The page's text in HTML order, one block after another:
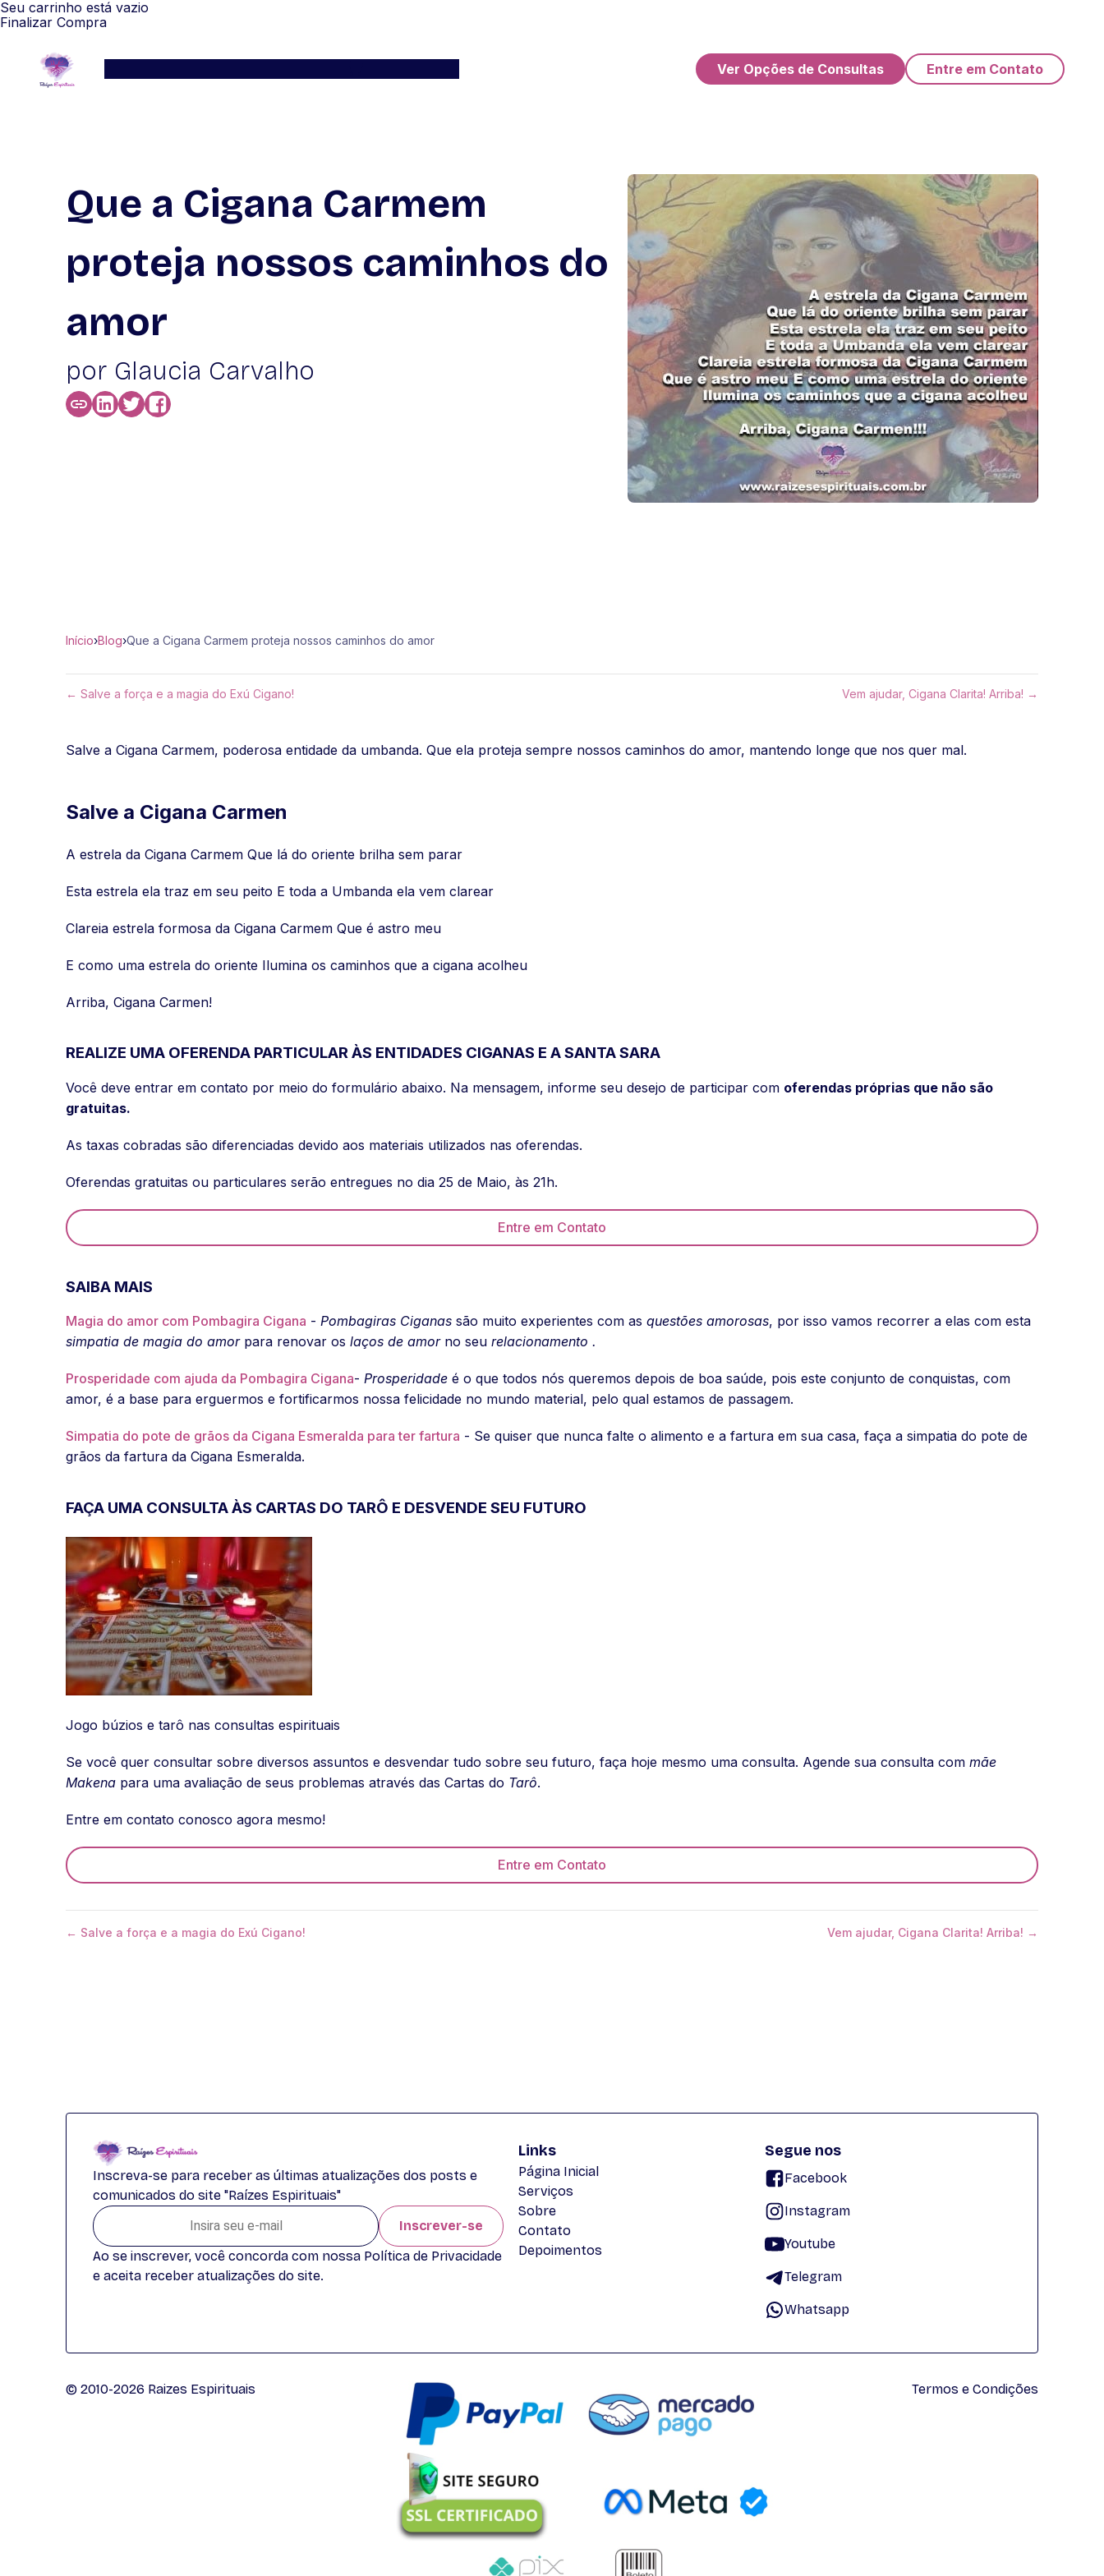
Seu carrinho está vazio
Finalizar Compra
Ver Opções de Consultas Entre em Contato
Que a Cigana Carmem
proteja nossos caminhos do
amor
por Glaucia Carvalho
Início›Blog›Que a Cigana Carmem proteja nossos caminhos do amor
← Salve a força e a magia do Exú Cigano! Vem ajudar, Cigana Clarita! Arriba! →
Salve a Cigana Carmem, poderosa entidade da umbanda. Que ela proteja sempre nossos caminhos do amor, mantendo longe que nos quer mal.
Salve a Cigana Carmen
A estrela da Cigana Carmem Que lá do oriente brilha sem parar
Esta estrela ela traz em seu peito E toda a Umbanda ela vem clarear
Clareia estrela formosa da Cigana Carmem Que é astro meu
E como uma estrela do oriente Ilumina os caminhos que a cigana acolheu
Arriba, Cigana Carmen!
REALIZE UMA OFERENDA PARTICULAR ÀS ENTIDADES CIGANAS E A SANTA SARA
Você deve entrar em contato por meio do formulário abaixo. Na mensagem, informe seu desejo de participar com oferendas próprias que não são
gratuitas.
As taxas cobradas são diferenciadas devido aos materiais utilizados nas oferendas.
Oferendas gratuitas ou particulares serão entregues no dia 25 de Maio, às 21h.
Entre em Contato
SAIBA MAIS
Magia do amor com Pombagira Cigana - Pombagiras Ciganas são muito experientes com as questões amorosas, por isso vamos recorrer a elas com esta
simpatia de magia do amorpara renovar os laços de amorno seu relacionamento .
Prosperidade com ajuda da Pombagira Cigana- Prosperidade é o que todos nós queremos depois de boa saúde, pois este conjunto de conquistas, com
amor, é a base para erguermos e fortificarmos nossa felicidade no mundo material, pelo qual estamos de passagem.
Simpatia do pote de grãos da Cigana Esmeralda para ter fartura - Se quiser que nunca falte o alimento e a fartura em sua casa, faça a simpatia do pote de
grãos da fartura da Cigana Esmeralda.
FAÇA UMA CONSULTA ÀS CARTAS DO TARÔ E DESVENDE SEU FUTURO
Jogo búzios e tarô nas consultas espirituais
Se você quer consultar sobre diversos assuntos e desvendar tudo sobre seu futuro, faça hoje mesmo uma consulta. Agende sua consulta com mãe
Makena para uma avaliação de seus problemas através das Cartas do Tarô.
Entre em contato conosco agora mesmo!
Entre em Contato
← Salve a força e a magia do Exú Cigano! Vem ajudar, Cigana Clarita! Arriba! →
Inscreva-se para receber as últimas atualizações dos posts e
comunicados do site "Raízes Espirituais"
Inscrever-se
Ao se inscrever, você concorda com nossa Política de Privacidade
e aceita receber atualizações do site.
Links
Página Inicial
Serviços
Sobre
Contato
Depoimentos
Segue nos
Facebook
Instagram
Youtube
Telegram
Whatsapp
© 2010-2026 Raizes Espirituais Termos e Condições